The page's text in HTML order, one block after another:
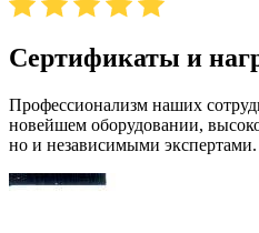
Сертификаты и
Профессионализм наших
новейшем оборудовании,
но и независимыми экспертами.